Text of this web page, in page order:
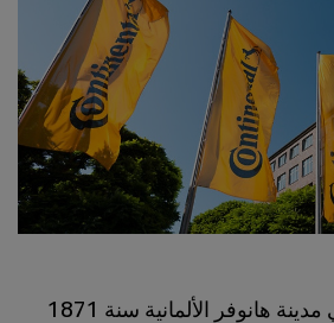
تأسّست كونتيننتال في مدينة هانوفر الألمانية سنة 1871